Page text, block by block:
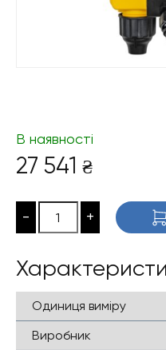
В наявності
27 541 ₴
- +
Одиниця виміру
Виробник